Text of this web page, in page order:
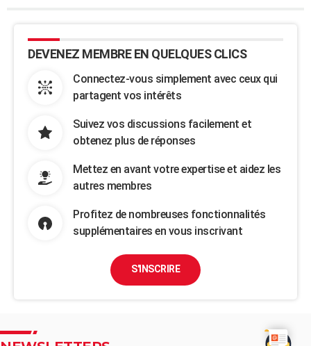
DEVENEZ MEMBRE EN QUELQUES CLICS
Connectez-vous simplement avec ceux qui
partagent vos intérêts
Suivez vos discussions facilement et
obtenez plus de réponses
Mettez en avant votre expertise et aidez les
autres membres
Profitez de nombreuses fonctionnalités
supplémentaires en vous inscrivant
S'INSCRIRE